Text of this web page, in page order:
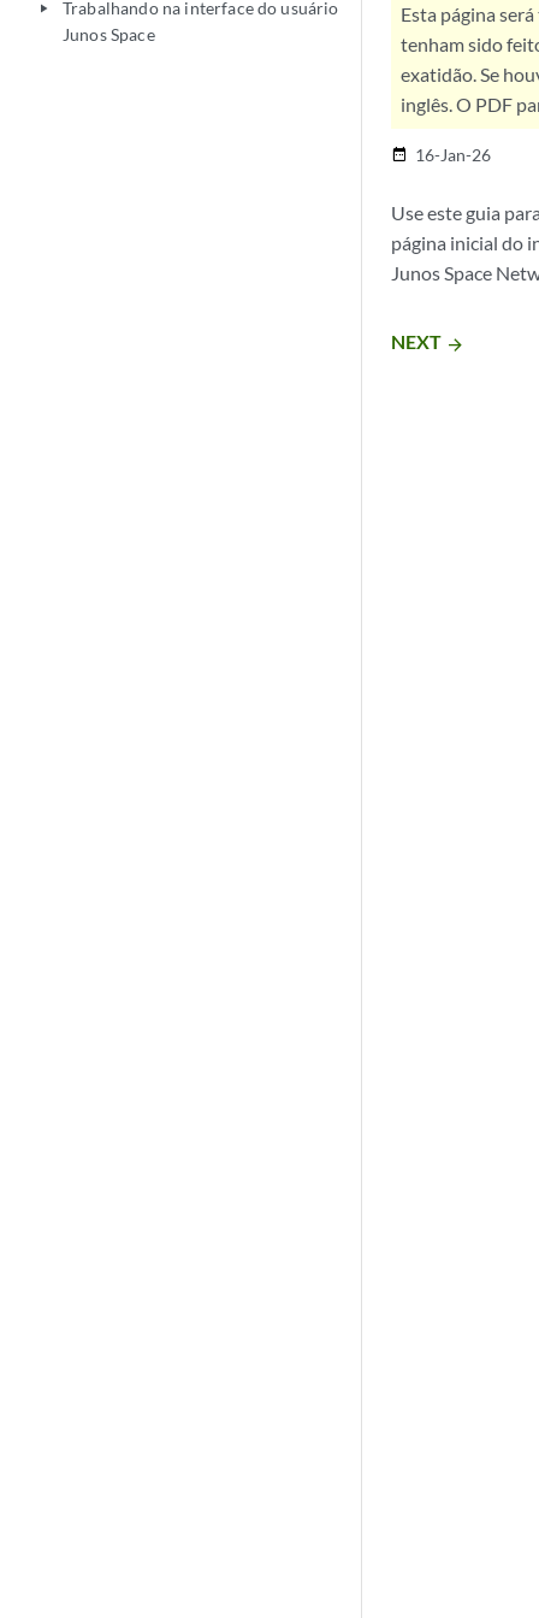
play_arrow
Trabalhando na interface do usuário
Junos Space
Esta página
tenham sido
exatidão. Se
inglês. O PDF
date_range 16-Jan-26
Use este guia
página inicial do
Junos Space
NEXT arrow_forward